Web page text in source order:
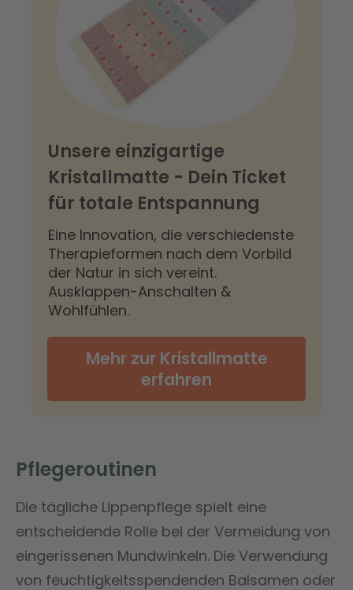
Unsere einzigartige
Kristallmatte - Dein Ticket
für totale Entspannung
Eine Innovation, die verschiedenste
Therapieformen nach dem Vorbild
der Natur in sich vereint.
Ausklappen-Anschalten &
Wohlfühlen.
Mehr zur Kristallmatte
erfahren
Pflegeroutinen
Die tägliche Lippenpflege spielt eine
entscheidende Rolle bei der Vermeidung von
eingerissenen Mundwinkeln. Die Verwendung
von feuchtigkeitsspendenden Balsamen oder